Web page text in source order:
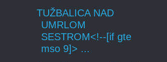
TUŽBALICA NAD
UMRLOM
SESTROM<!--[if gte
mso 9]> ...